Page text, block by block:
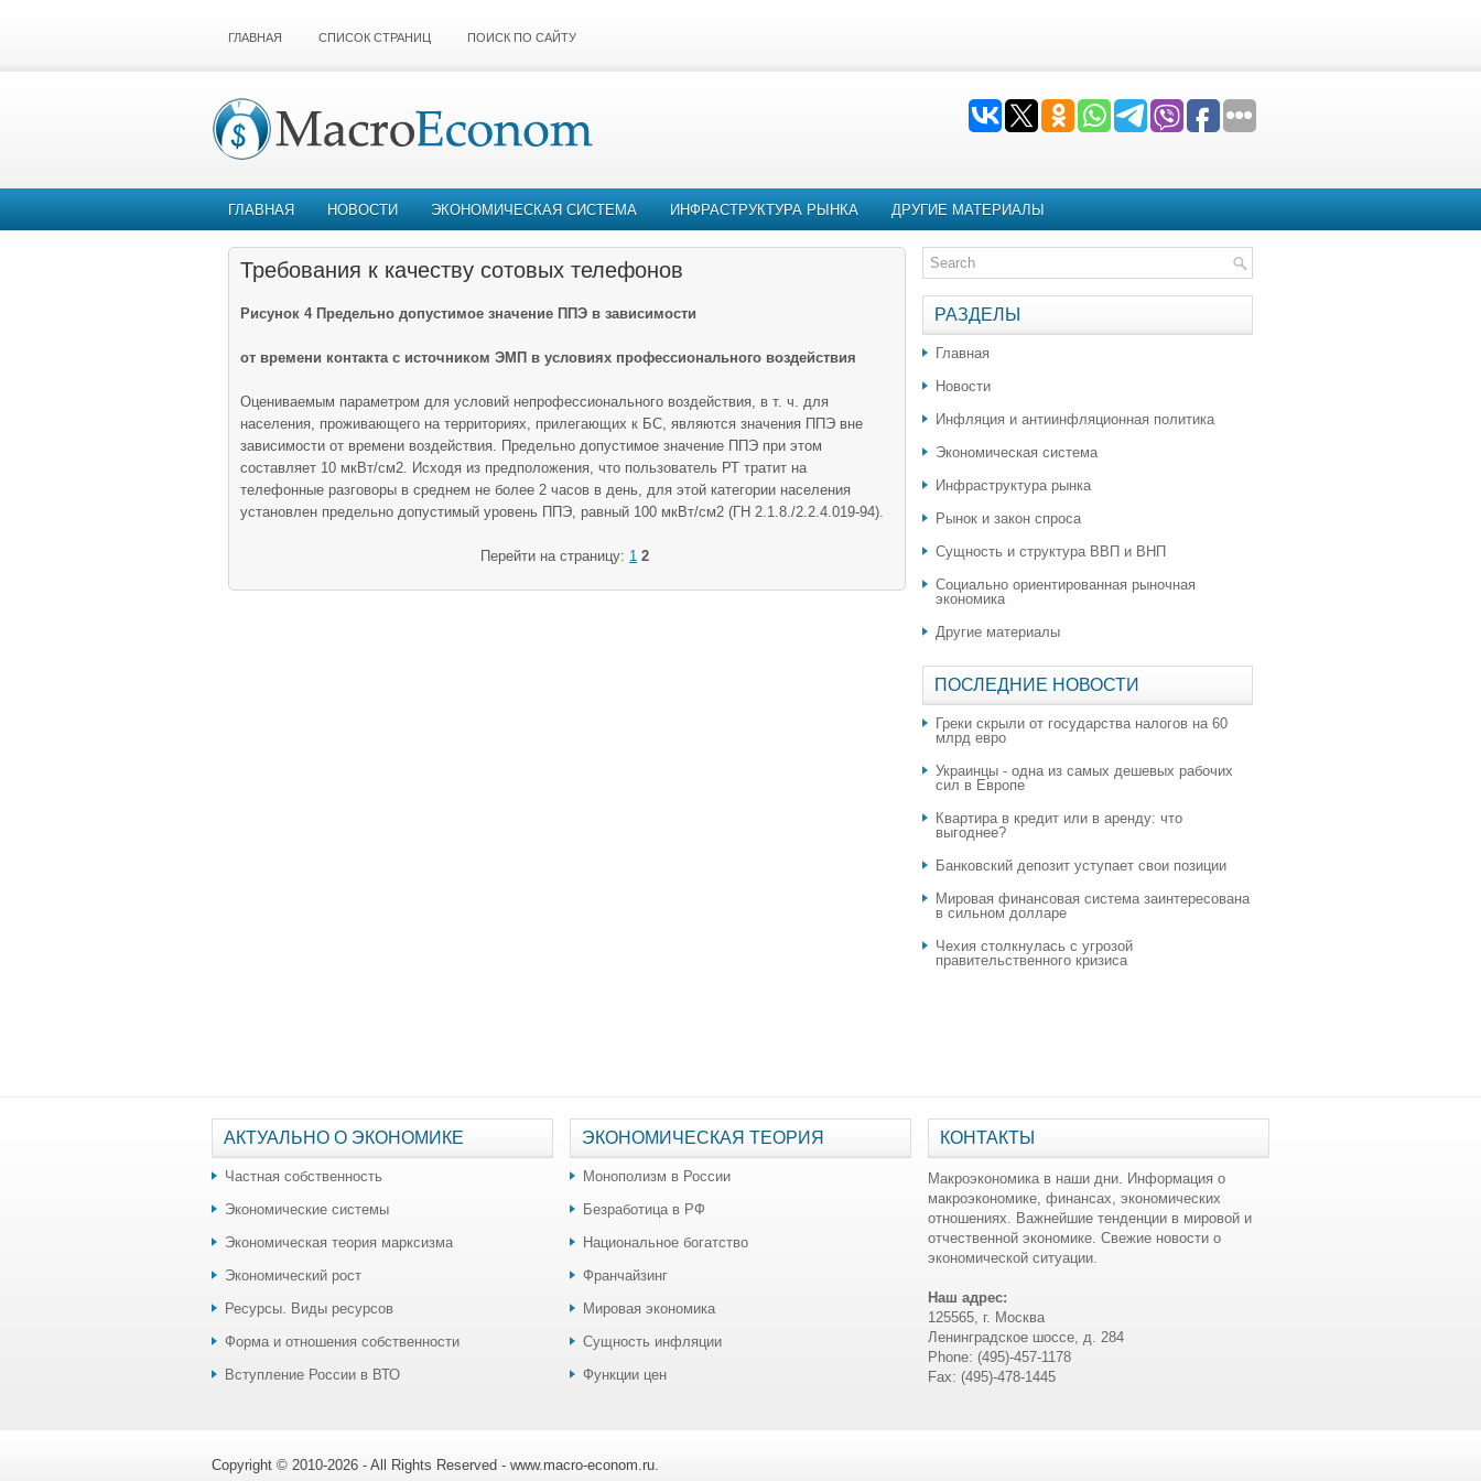
ГЛАВНАЯ СПИСОК СТРАНИЦ ПОИСК ПО САЙТУ
ГЛАВНАЯ НОВОСТИ ЭКОНОМИЧЕСКАЯ СИСТЕМА ИНФРАСТРУКТУРА РЫНКА ДРУГИЕ МАТЕРИАЛЫ
Требования к качеству сотовых телефонов
Рисунок 4 Предельно допустимое значение ППЭ в зависимости
от времени контакта с источником ЭМП в условиях профессионального воздействия
Оцениваемым параметром для условий непрофессионального воздействия, в т. ч. для
населения, проживающего на территориях, прилегающих к БС, являются значения ППЭ вне
зависимости от времени воздействия. Предельно допустимое значение ППЭ при этом
составляет 10 мкВт/см2. Исходя из предположения, что пользователь РТ тратит на
телефонные разговоры в среднем не более 2 часов в день, для этой категории населения
установлен предельно допустимый уровень ППЭ, равный 100 мкВт/см2 (ГН 2.1.8./2.2.4.019-94).
Перейти на страницу: 1 2
РАЗДЕЛЫ
Главная
Новости
Инфляция и антиинфляционная политика
Экономическая система
Инфраструктура рынка
Рынок и закон спроса
Сущность и структура ВВП и ВНП
Социально ориентированная рыночная
экономика
Другие материалы
ПОСЛЕДНИЕ НОВОСТИ
Греки скрыли от государства налогов на 60
млрд евро
Украинцы - одна из самых дешевых рабочих
сил в Европе
Квартира в кредит или в аренду: что
выгоднее?
​Банковский депозит уступает свои позиции
Мировая финансовая система заинтересована
в сильном долларе
Чехия столкнулась с угрозой
правительственного кризиса
АКТУАЛЬНО О ЭКОНОМИКЕ
Частная собственность
Экономические системы
Экономическая теория марксизма
Экономический рост
Ресурсы. Виды ресурсов
Форма и отношения собственности
Вступление России в ВТО
ЭКОНОМИЧЕСКАЯ ТЕОРИЯ
Монополизм в России
Безработица в РФ
Национальное богатство
Франчайзинг
Мировая экономика
Сущность инфляции
Функции цен
КОНТАКТЫ
Макроэкономика в наши дни. Информация о
макроэкономике, финансах, экономических
отношениях. Важнейшие тенденции в мировой и
отчественной экономике. Свежие новости о
экономической ситуации.
Наш адрес:
125565, г. Москва
Ленинградское шоссе, д. 284
Phone: (495)-457-1178
Fax: (495)-478-1445
Copyright © 2010-2026 - All Rights Reserved - www.macro-econom.ru.